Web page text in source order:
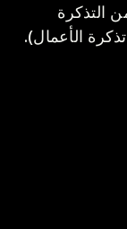
التذكرة
الأعمال).